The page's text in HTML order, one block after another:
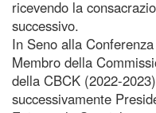
ricevendo la
successivo.
In Seno alla
Membro della
della CBCK (2022-
successivamente